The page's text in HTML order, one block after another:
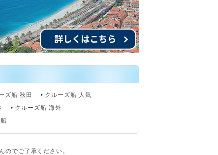
ズ船 秋田
クルーズ船 人気
クルーズ船 海外
でご了承ください。